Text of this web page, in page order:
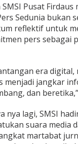
Pusat
Sedunia bukan
reflektif untuk
pers sebagai
era digital,
menjadi jangkar
dan
nya lagi, SMSI
suara media
martabat